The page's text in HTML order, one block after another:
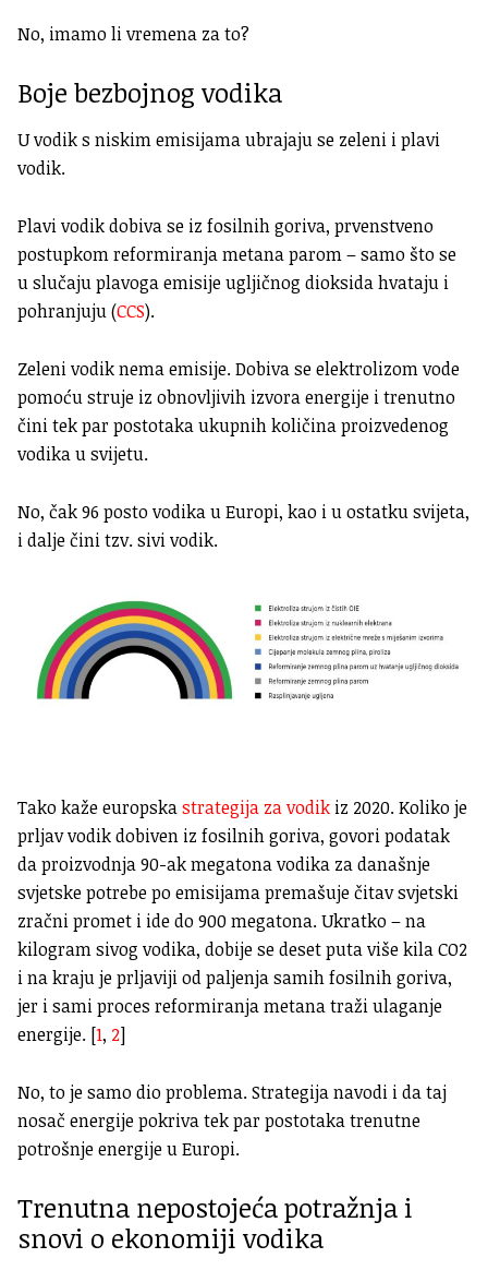
No, imamo li vremena za to?
Boje bezbojnog vodika
U vodik s niskim emisijama ubrajaju se zeleni i plavi
vodik.
Plavi vodik dobiva se iz fosilnih goriva, prvenstveno
postupkom reformiranja metana parom – samo što se
u slučaju plavoga emisije ugljičnog dioksida hvataju i
pohranjuju (CCS).
Zeleni vodik nema emisije. Dobiva se elektrolizom vode
pomoću struje iz obnovljivih izvora energije i trenutno
čini tek par postotaka ukupnih količina proizvedenog
vodika u svijetu.
No, čak 96 posto vodika u Europi, kao i u ostatku svijeta,
i dalje čini tzv. sivi vodik.
Tako kaže europskastrategija za vodik iz 2020. Koliko je
prljav vodik dobiven iz fosilnih goriva, govori podatak
da proizvodnja 90-ak megatona vodika za današnje
svjetske potrebe po emisijama premašuje čitav svjetski
zračni promet i ide do 900 megatona. Ukratko – na
kilogram sivog vodika, dobije se deset puta više kila CO2
i na kraju je prljaviji od paljenja samih fosilnih goriva,
jer i sami proces reformiranja metana traži ulaganje
energije. [1, 2]
No, to je samo dio problema. Strategija navodi i da taj
nosač energije pokriva tek par postotaka trenutne
potrošnje energije u Europi.
Trenutna nepostojeća potražnja i
snovi o ekonomiji vodika